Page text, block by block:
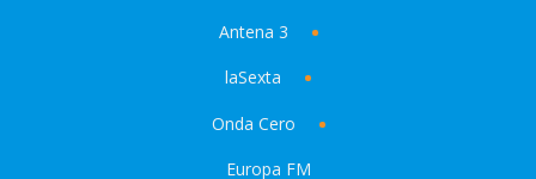
Antena 3
laSexta
Onda Cero
Europa FM